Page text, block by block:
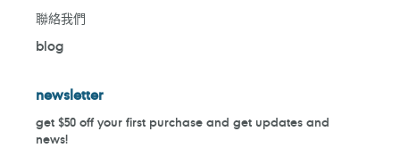
聯絡我們
blog
newsletter
get $50 off your first purchase and get updates and
news!